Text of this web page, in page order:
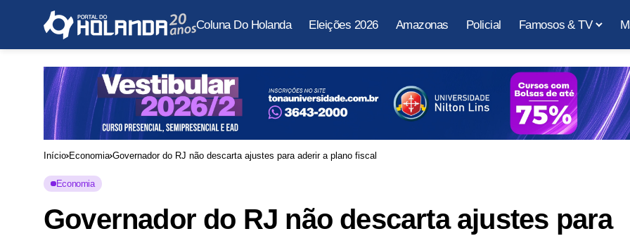
Coluna Do Holanda Eleições 2026 Amazonas Policial Famosos & TV
Início Economia Governador do RJ não descarta ajustes para aderir a plano fiscal
Economia
Governador do RJ não descarta ajustes para